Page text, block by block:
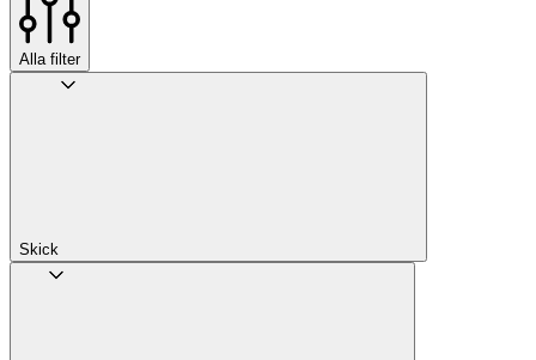
Alla filter
Skick